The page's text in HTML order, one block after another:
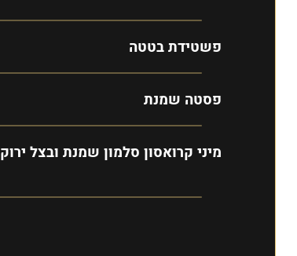
פשטידת בטטה
פסטה שמנת
מיני קרואסון סלמון שמנת ובצל ירוק